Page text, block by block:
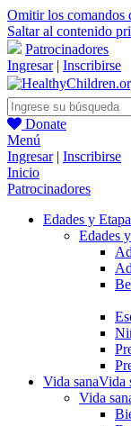
Omitir los comandos
Saltar al contenido
Patrocinadores
Ingresar| Inscribirse
Donate
Menú
Ingresar| Inscribirse
Inicio
Patrocinadores
Edades y
Edades
Vida sanaVida
Vida